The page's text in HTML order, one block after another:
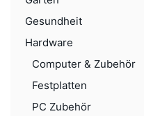
Gesundheit
Hardware
Computer & Zubehör
Festplatten
PC Zubehör